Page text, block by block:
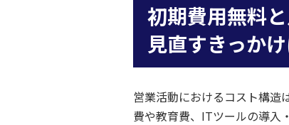
初期費用無料
見直すきっか
営業活動におけるコスト構造
費や教育費、ITツールの導入